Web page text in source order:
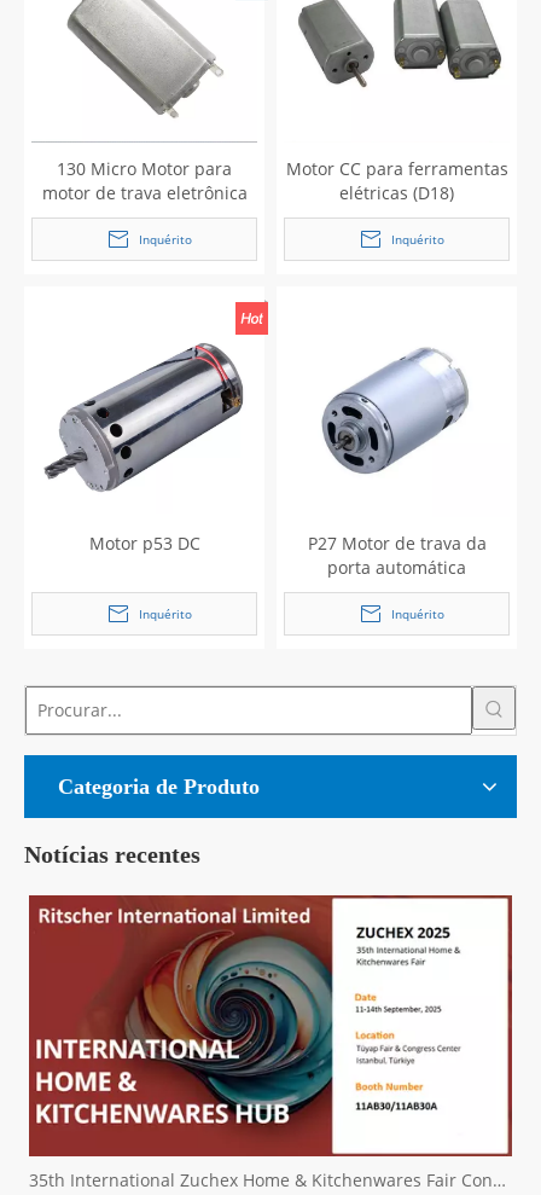
130 Micro Motor para
motor de trava eletrônica
inteligente
Inquérito
Motor CC para ferramentas
elétricas (D18)
Inquérito
Motor p53 DC
Inquérito
P27 Motor de trava da
porta automática
Inquérito
Categoria de Produto
Notícias recentes
35th International Zuchex Home & Kitchenwares Fair Convitition - Ritscher International Limited